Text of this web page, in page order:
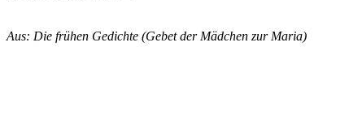
Aus: Die frühen Gedichte (Gebet der Mädchen zur Maria)